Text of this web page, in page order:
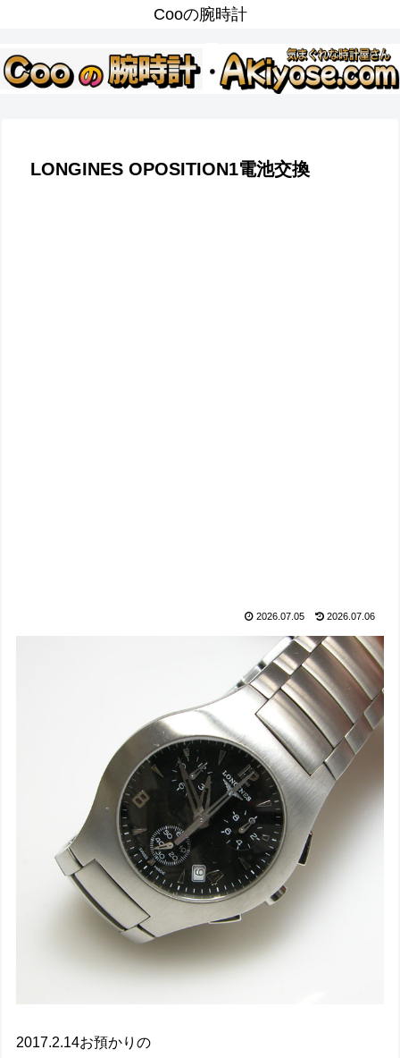
Cooの腕時計
LONGINES OPOSITION1電池交換
2026.07.05 2026.07.06
2017.2.14お預かりの